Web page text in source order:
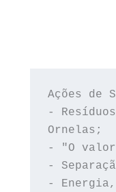
Ações de
-
Ornelas;
- "O valor
-
- Energia,